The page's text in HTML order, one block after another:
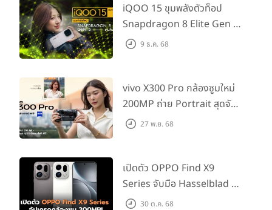
iQOO 15 ขุมพลังตัวท็อป
Snapdragon 8 Elite Gen 5
เล่นลื่นทุกเกม!
9 ธ.ค. 68
vivo X300 Pro กล้องซูมใหม่
200MP ถ่าย Portrait สุดจัด
ต่อเลนส์เสริมได้!
27 พ.ย. 68
เปิดตัว OPPO Find X9
Series จับมือ Hasselblad อัป
เกรดกล้องซูม 200MP!
30 ต.ค. 68